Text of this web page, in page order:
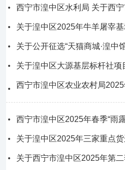
关于公开征选“天猫商城·湟中
西宁市湟中区农业农村局
关于湟中区2025年三家重点